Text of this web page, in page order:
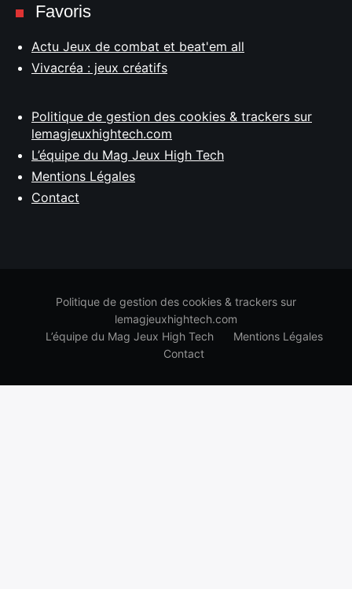
Favoris
Actu Jeux de combat et beat'em all
Vivacréa : jeux créatifs
Politique de gestion des cookies & trackers sur
lemagjeuxhightech.com
L’équipe du Mag Jeux High Tech
Mentions Légales
Contact
Politique de gestion des cookies & trackers sur
lemagjeuxhightech.com
L’équipe du Mag Jeux High Tech
Mentions Légales
Contact